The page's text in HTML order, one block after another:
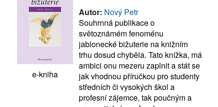
e-kniha
Autor: Nový Petr
Souhrnná publikace o
světoznámém fenoménu
jablonecké bižuterie na knižním
trhu dosud chyběla. Tato knížka, má
ambici onu mezeru zaplnit a stát se
jak vhodnou příručkou pro studenty
středních či vysokých škol a
profesní zájemce, tak poučným a